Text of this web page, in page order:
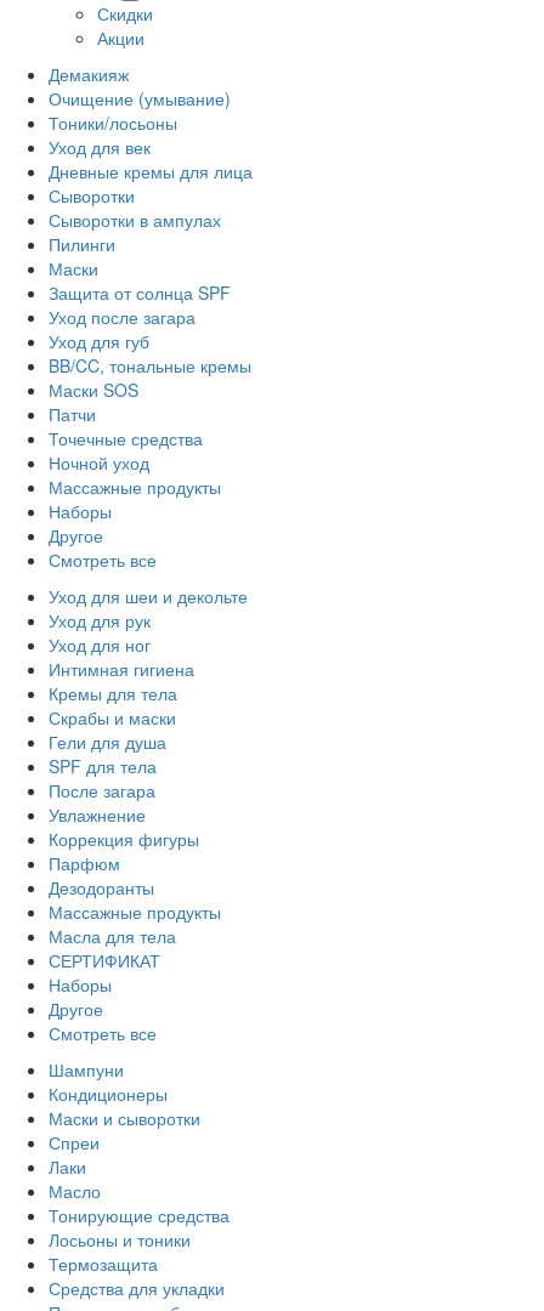
Скидки
Акции
Демакияж
Очищение (умывание)
Тоники/лосьоны
Уход для век
Дневные кремы для лица
Сыворотки
Сыворотки в ампулах
Пилинги
Маски
Защита от солнца SPF
Уход после загара
Уход для губ
BB/CC, тональные кремы
Маски SOS
Патчи
Точечные средства
Ночной уход
Массажные продукты
Наборы
Другое
Смотреть все
Уход для шеи и декольте
Уход для рук
Уход для ног
Интимная гигиена
Кремы для тела
Скрабы и маски
Гели для душа
SPF для тела
После загара
Увлажнение
Коррекция фигуры
Парфюм
Дезодоранты
Массажные продукты
Масла для тела
СЕРТИФИКАТ
Наборы
Другое
Смотреть все
Шампуни
Кондиционеры
Маски и сыворотки
Спреи
Лаки
Масло
Тонирующие средства
Лосьоны и тоники
Термозащита
Средства для укладки